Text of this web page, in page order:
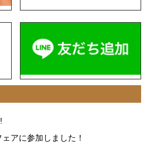
アに参加しました！